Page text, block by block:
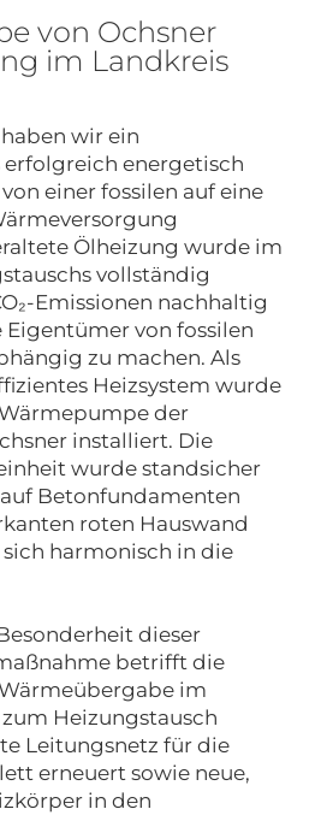
von Ochsner
im Landkreis
haben wir ein
energetisch
einer fossilen auf eine
Ölheizung wurde im
vollständig
Emissionen nachhaltig
Eigentümer von fossilen
zu machen. Als
Heizsystem wurde
der
installiert. Die
wurde standsicher
Betonfundamenten
roten Hauswand
harmonisch in die
dieser
betrifft die
im
Heizungstausch
Leitungsnetz für die
erneuert sowie neue,
in den